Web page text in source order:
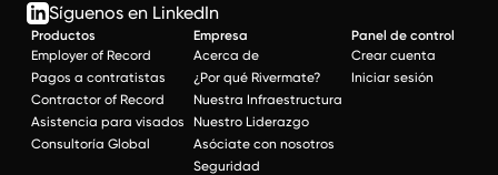
Síguenos en LinkedIn
Productos
Employer of Record
Pagos a contratistas
Contractor of Record
Asistencia para visados
Consultoría Global
Empresa
Acerca de
¿Por qué Rivermate?
Nuestra Infraestructura
Nuestro Liderazgo
Asóciate con nosotros
Seguridad
Panel de control
Crear cuenta
Iniciar sesión